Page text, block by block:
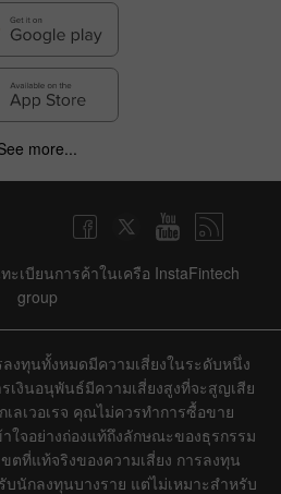
more...
ะเบียนการค้าในเครือ InstaFintech
group
ลงทุนทั้งหมดมีความเสี่ยงในระดับหนึ่ง
งินอนุพันธ์มีความเสี่ยงสูงที่จะสูญเสีย
เลเวอเรจ คุณไม่ควรทำการซื้อขาย
ใจอย่างถ่องแท้ถึงลักษณะของธุรกรรม
ที่แท้จริงของความเสี่ยง การลงทุน
บนักลงทุนบางราย แต่ไม่เหมาะสำหรับ